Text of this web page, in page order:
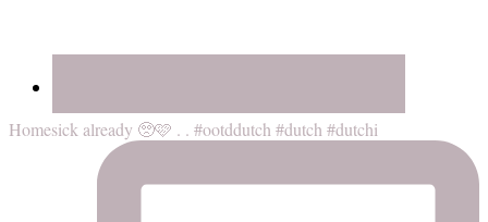
Homesick already 🥺🩷 . . #ootddutch #dutch #dutchi